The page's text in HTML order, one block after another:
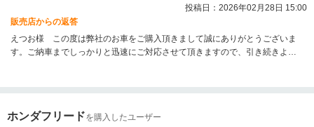
投稿日：2026年02月28日 15:00
販売店からの返答
えつお様 この度は弊社のお車をご購入頂きまして誠にありがとうございま
す。ご納車までしっかりと迅速にご対応させて頂きますので、引き続きよろ
ホンダフリードを購入したユーザー